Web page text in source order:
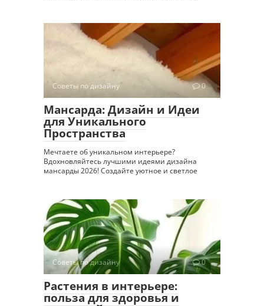
Советы по дизайну 0
Мансарда: Дизайн и Идеи
для Уникального
Пространства
Мечтаете об уникальном интерьере?
Вдохновляйтесь лучшими идеями дизайна
мансарды 2026! Создайте уютное и светлое
Советы по дизайну 0
Растения в интерьере:
польза для здоровья и